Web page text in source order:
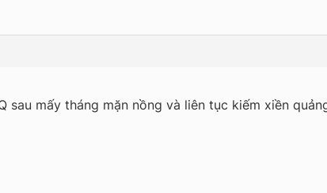
sau mấy tháng mặn nồng và liên tục kiếm xiền